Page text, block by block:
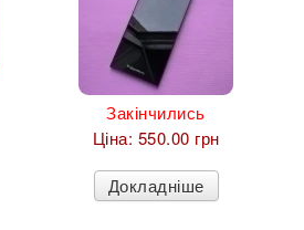
Закінчились
Ціна: 550.00 грн
Докладніше